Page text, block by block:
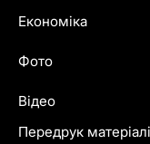
Передрук
Економіка
Фото
Відео